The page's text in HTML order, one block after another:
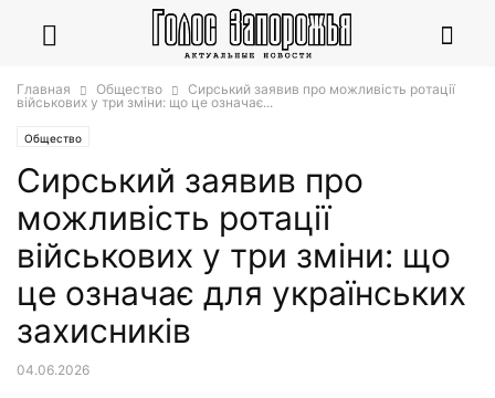
Главная Общество
Сирський заявив про можливість ротації
військових у три зміни: що це означає...
Общество
Сирський заявив про
можливість ротації
військових у три зміни: що
це означає для українських
захисників
04.06.2026